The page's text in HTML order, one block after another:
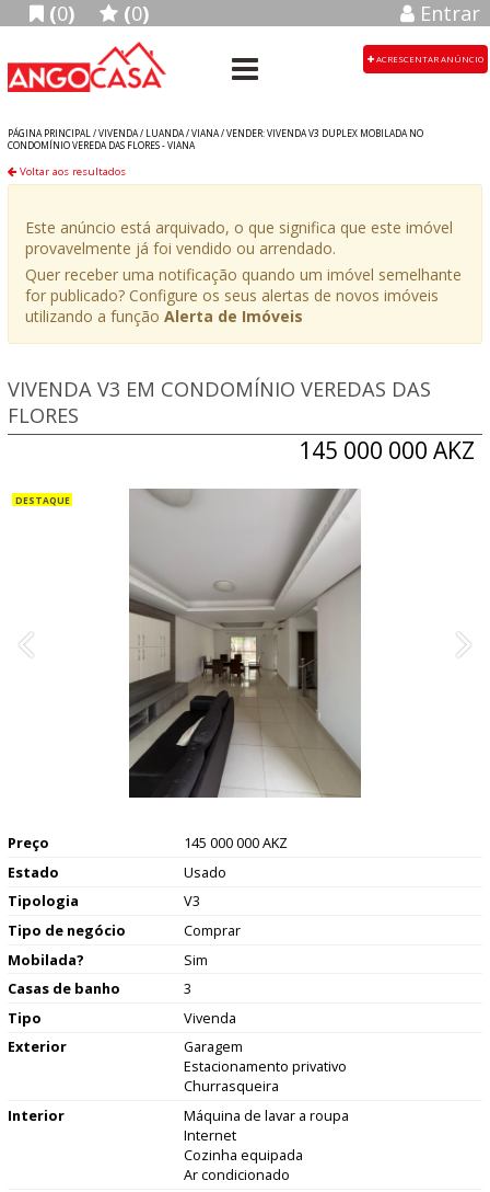
(0) (0) Entrar
ACRESCENTAR ANÚNCIO
PÁGINA PRINCIPAL /VIVENDA/ LUANDA/VIANA/VENDER: VIVENDA V3 DUPLEX MOBILADA NO
CONDOMÍNIO VEREDA DAS FLORES - VIANA
Voltar aos resultados
Este anúncio está arquivado, o que significa que este imóvel
provavelmente já foi vendido ou arrendado.
Quer receber uma notificação quando um imóvel semelhante
for publicado? Configure os seus alertas de novos imóveis
utilizando a função Alerta de Imóveis
145 000 000 AKZ
VIVENDA V3 EM CONDOMÍNIO VEREDAS DAS
FLORES
Preço
145 000 000 AKZ
Estado
Usado
Tipologia
V3
Tipo de negócio
Comprar
Mobilada?
Sim
Casas de banho
3
Tipo
Vivenda
Exterior
Garagem
Estacionamento privativo
Churrasqueira
Interior
Máquina de lavar a roupa
Internet
Cozinha equipada
Ar condicionado